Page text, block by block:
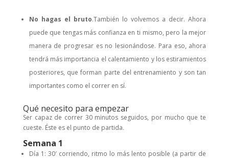
No hagas el bruto.También lo volvemos a decir. Ahora
puede que tengas más confianza en ti mismo, pero la mejor
manera de progresar es no lesionándose. Para eso, ahora
tendrá más importancia el calentamiento y los estiramientos
posteriores, que forman parte del entrenamiento y son tan
importantes como el correr en sí.
Qué necesito para empezar
Ser capaz de correr 30 minutos seguidos, por mucho que te
cueste. Éste es el punto de partida.
Semana 1
Día 1: 30′ corriendo, ritmo lo más lento posible (a partir de